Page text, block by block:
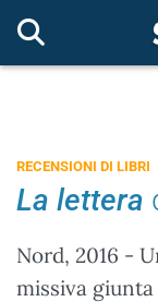
RECENSIONI DI LIBRI
La lettera
Nord, 2016 -
missiva